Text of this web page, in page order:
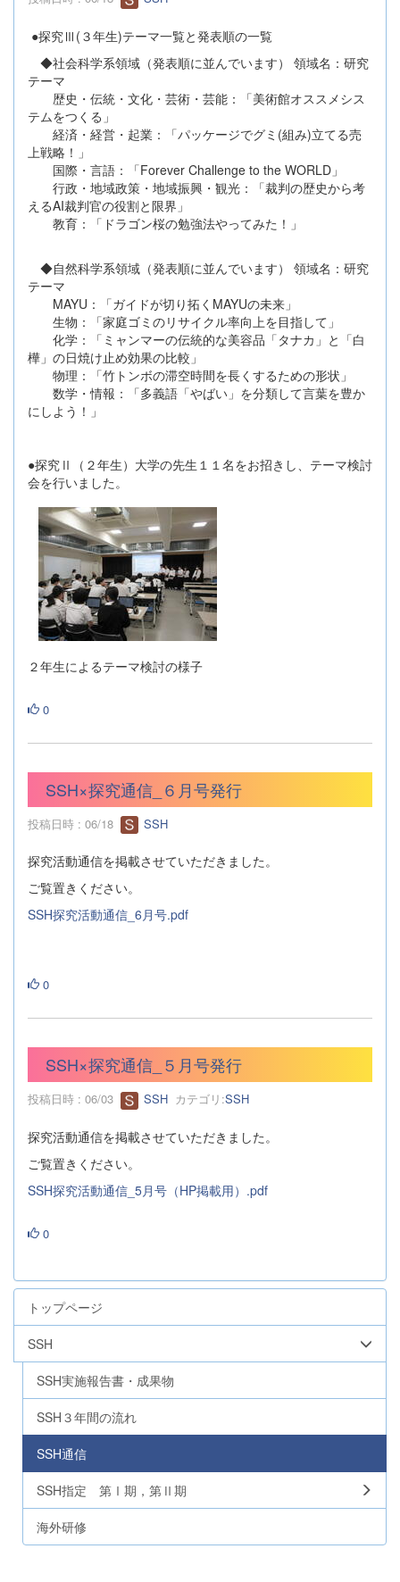
●探究Ⅲ(３年生)テーマ一覧と発表順の一覧
◆社会科学系領域（発表順に並んでいます） 領域名：研究
テーマ
歴史・伝統・文化・芸術・芸能：「美術館オススメシス
テムをつくる」
経済・経営・起業：「パッケージでグミ(組み)立てる売
上戦略！」
国際・言語：「Forever Challenge to the WORLD」
行政・地域政策・地域振興・観光：「裁判の歴史から考
えるAI裁判官の役割と限界」
教育：「ドラゴン桜の勉強法やってみた！」
◆自然科学系領域（発表順に並んでいます） 領域名：研究
テーマ
MAYU：「ガイドが切り拓くMAYUの未来」
生物：「家庭ゴミのリサイクル率向上を目指して」
化学：「ミャンマーの伝統的な美容品「タナカ」と「白
樺」の日焼け止め効果の比較」
物理：「竹トンボの滞空時間を長くするための形状」
数学・情報：「多義語「やばい」を分類して言葉を豊か
にしよう！」
●探究Ⅱ（２年生）大学の先生１１名をお招きし、テーマ検討
会を行いました。
２年生によるテーマ検討の様子
0
SSH×探究通信_６月号発行
投稿日時 : 06/18 SSH
探究活動通信を掲載させていただきました。
ご覧置きください。
SSH探究活動通信_6月号.pdf
0
SSH×探究通信_５月号発行
投稿日時 : 06/03 SSH カテゴリ:SSH
探究活動通信を掲載させていただきました。
ご覧置きください。
SSH探究活動通信_5月号（HP掲載用）.pdf
0
トップページ
SSH
SSH実施報告書・成果物
SSH３年間の流れ
SSH通信
SSH指定 第Ⅰ期，第Ⅱ期
海外研修